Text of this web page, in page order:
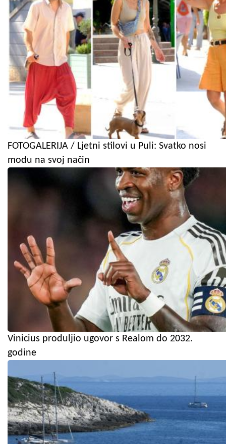
FOTOGALERIJA / Ljetni stilovi u Puli: Svatko nosi
modu na svoj način
Vinicius produljio ugovor s Realom do 2032.
godine